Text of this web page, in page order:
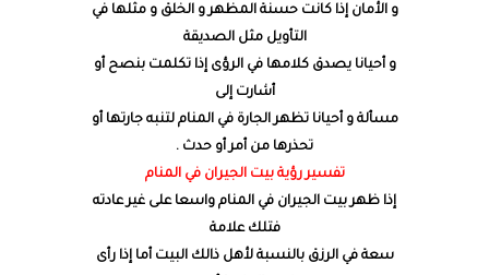
و الأمان إذا كانت حسنة المظهر و الخلق و مثلها في
التأويل مثل الصديقة
و أحيانا يصدق كلامها في الرؤى إذا تكلمت بنصح أو
أشارت إلى
مسألة و أحيانا تظهر الجارة في المنام لتنبه جارتها أو
تحذرها من أمر أو حدث .
تفسير رؤية بيت الجيران في المنام
إذا ظهر بيت الجيران في المنام واسعا على غير عادته
فتلك علامة
سعة في الرزق بالنسبة لأهل ذالك البيت أما إذا رأى